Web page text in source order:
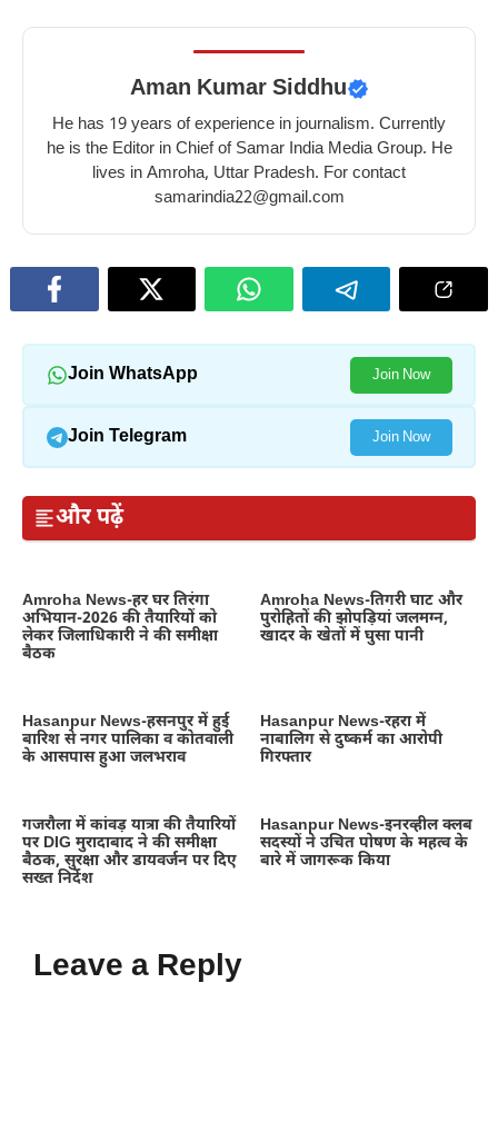
Aman Kumar Siddhu
He has 19 years of experience in journalism. Currently
he is the Editor in Chief of Samar India Media Group. He
lives in Amroha, Uttar Pradesh. For contact
samarindia22@gmail.com
Join WhatsApp Join Now
Join Telegram Join Now
और पढ़ें
Amroha News-हर घर तिरंगा
अभियान-2026 की तैयारियों को
लेकर जिलाधिकारी ने की समीक्षा
बैठक
Amroha News-तिगरी घाट और
पुरोहितों की झोपड़ियां जलमग्न,
खादर के खेतों में घुसा पानी
Hasanpur News-हसनपुर में हुई
बारिश से नगर पालिका व कोतवाली
के आसपास हुआ जलभराव
Hasanpur News-रहरा में
नाबालिग से दुष्कर्म का आरोपी
गिरफ्तार
गजरौला में कांवड़ यात्रा की तैयारियों
पर DIG मुरादाबाद ने की समीक्षा
बैठक, सुरक्षा और डायवर्जन पर दिए
सख्त निर्देश
Hasanpur News-इनरव्हील क्लब
सदस्यों ने उचित पोषण के महत्व के
बारे में जागरूक किया
Leave a Reply